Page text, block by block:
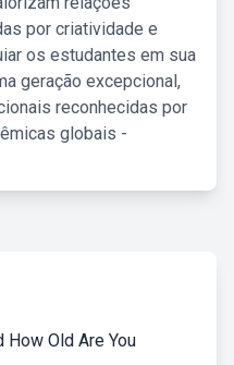
por criatividade e
os estudantes em sua
geração excepcional,
reconhecidas por
globais -
How Old Are You